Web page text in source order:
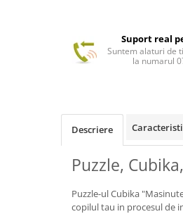
Suport real
Suntem alaturi de
la numarul
Descriere
Puzzle,
Puzzle-ul Cubika
copilul tau in procesul de